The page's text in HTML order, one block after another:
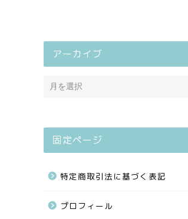
アーカイブ
固定ページ
特定商取引法に基づく表記
プロフィール